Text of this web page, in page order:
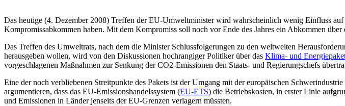
Das heutige (4. Dezember 2008) Treffen der EU-Umweltminister wird wahrscheinlich wenig Einfluss
Kompromissabkommen haben. Mit dem Kompromiss soll noch vor Ende des Jahres ein Abkommen
Das Treffen des Umweltrats, nach dem die Minister Schlussfolgerungen zu den weltweiten
herausgeben wollen, wird von den Diskussionen hochrangiger Politiker über das Klima- und
vorgeschlagenen Maßnahmen zur Senkung der CO2-Emissionen den Staats- und Regierungschefs
Eine der noch verbliebenen Streitpunkte des Pakets ist der Umgang mit der europäischen
argumentieren, dass das EU-Emissionshandelssystem (EU-ETS) die Betriebskosten, in erster Linie
und Emissionen in Länder jenseits der EU-Grenzen verlagern müssten.